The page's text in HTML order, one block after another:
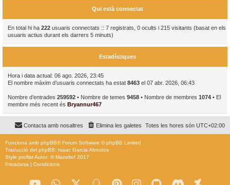
Qui està connectat
En total hi ha 222 usuaris connectats :: 7 registrats, 0 ocults i 215 visitants (basat en els
usuaris actius durant els darrers 5 minuts)
Estadístiques
Hora i data actual: 06 ago. 2026, 23:45
El nombre màxim d’usuaris connectats ha estat 8463 el 07 abr. 2026, 06:43
Nombre d’entrades 259592 • Nombre de temes 9458 • Nombre de membres 1074 • El
membre més recent és Bryannur467
Totes les hores són UTC+02:00
Elimina les galetes
Contacta amb nosaltres
Funciona amb phpBB® Forum Software © phpBB Limited
Traducció del phpBB: Isaac Garcia Abrodos
Style proflatAutor: ©Mazeltof 2017
Privadesa | Condicions